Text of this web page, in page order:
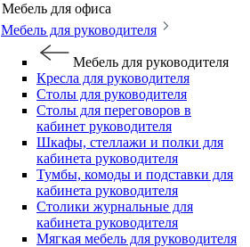
Мебель для офиса
Мебель для руководителя
Мебель для руководителя
Кресла для руководителя
Столы для руководителя
Столы для переговоров в
кабинет руководителя
Шкафы, стеллажи и полки для
кабинета руководителя
Тумбы, комоды и подставки для
кабинета руководителя
Столики журнальные для
кабинета руководителя
Мягкая мебель для руководителя